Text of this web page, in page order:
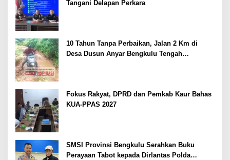
Tangani Delapan Perkara
10 Tahun Tanpa Perbaikan, Jalan 2 Km di
Desa Dusun Anyar Bengkulu Tengah
Fokus Rakyat, DPRD dan Pemkab Kaur Bahas
KUA-PPAS 2027
SMSI Provinsi Bengkulu Serahkan Buku
Perayaan Tabot kepada Dirlantas Polda